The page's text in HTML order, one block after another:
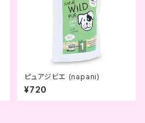
ピュアジビエ (napani)
¥720